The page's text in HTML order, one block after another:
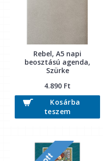
Rebel, A5 napi
beosztású agenda,
Szürke
4.890 Ft
Kosárba
teszem